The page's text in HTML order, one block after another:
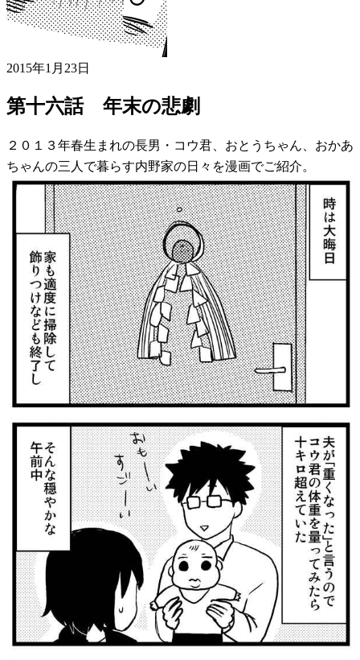
2015年1月23日
第十六話 年末の悲劇
２０１３年春生まれの長男・コウ君、おとうちゃん、おかあ
ちゃんの三人で暮らす内野家の日々を漫画でご紹介。